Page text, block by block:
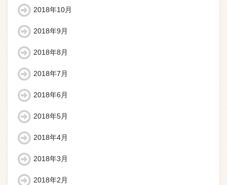
2018年10月
2018年9月
2018年8月
2018年7月
2018年6月
2018年5月
2018年4月
2018年3月
2018年2月